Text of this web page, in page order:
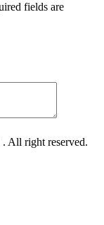
fields are
All right reserved.